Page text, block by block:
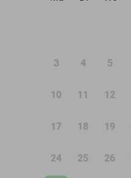
3 4 5
10 11 12
17 18 19
24 25 26